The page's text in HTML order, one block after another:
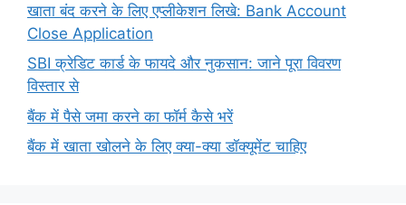
खाता बंद करने के लिए एप्लीकेशन लिखे: Bank Account
Close Application
SBI क्रेडिट कार्ड के फायदे और नुकसान: जाने पूरा विवरण
विस्तार से
बैंक में पैसे जमा करने का फॉर्म कैसे भरें
बैंक में खाता खोलने के लिए क्या-क्या डॉक्यूमेंट चाहिए